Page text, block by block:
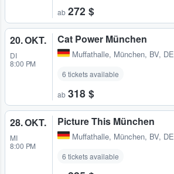
ab 272 $
20. OKT.
DI
8:00 PM
Cat Power München
Muffathalle, München, BV, DE
6 tickets available
ab 318 $
28. OKT.
MI
8:00 PM
Picture This München
Muffathalle, München, BV, DE
6 tickets available